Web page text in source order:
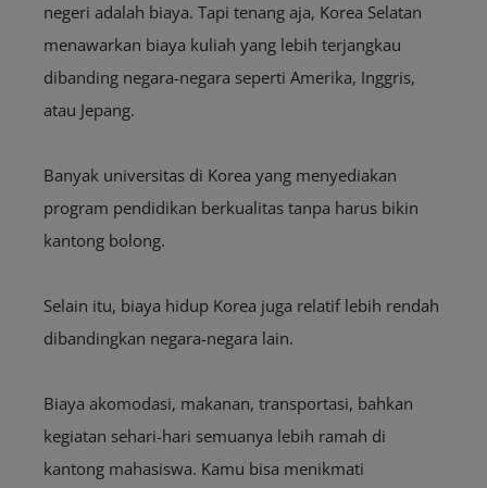
negeri adalah biaya. Tapi tenang aja, Korea Selatan
menawarkan biaya kuliah yang lebih terjangkau
dibanding negara-negara seperti Amerika, Inggris,
atau Jepang.
Banyak universitas di Korea yang menyediakan
program pendidikan berkualitas tanpa harus bikin
kantong bolong.
Selain itu, biaya hidup Korea juga relatif lebih rendah
dibandingkan negara-negara lain.
Biaya akomodasi, makanan, transportasi, bahkan
kegiatan sehari-hari semuanya lebih ramah di
kantong mahasiswa. Kamu bisa menikmati